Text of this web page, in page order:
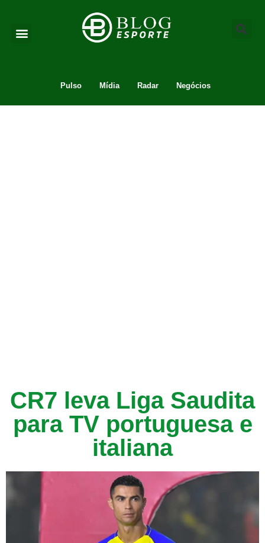
Pulso Mídia Radar Negócios
CR7 leva Liga Saudita
para TV portuguesa e
italiana